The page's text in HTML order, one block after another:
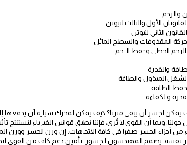
والزخم
والقدرة
لجسر أن يبقى متزناً؟ كيف يمكن لمحرك سيارة أن يدفعها
وبما أن القوى لا تُرى، فإننا نطبق قوانين الفيزياء
من أجزاء الجسر صفرا في كافة الاتجاهات. إن وزن الجسر ووزن
نفسه. يصمم المهندسون الجسور بتأمين دعم كاف من القوى